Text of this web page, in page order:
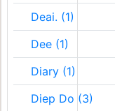
Deai. (1)
Dee (1)
Diary (1)
Diep Do (3)